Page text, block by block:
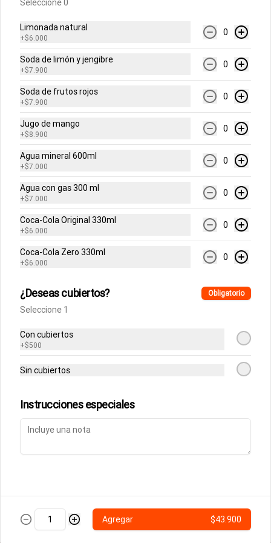
Abrir menu de navegación
¿Dónde quieres pedir?
No hay productos en el menú
Términos y condiciones
Política de privacidad
Mi cuenta
Iniciar sesión
Seleccione 0
Limonada natural
+$6.000
0
Soda de limón y jengibre
+$7.900
0
Soda de frutos rojos
+$7.900
0
Jugo de mango
+$8.900
0
Agua mineral 600ml
+$7.000
0
Agua con gas 300 ml
+$7.000
0
Coca-Cola Original 330ml
+$6.000
0
Coca-Cola Zero 330ml
+$6.000
0
¿Deseas cubiertos? Obligatorio
Seleccione 1
Con cubiertos
+$500
Sin cubiertos
Instrucciones especiales
Agregar $43.900